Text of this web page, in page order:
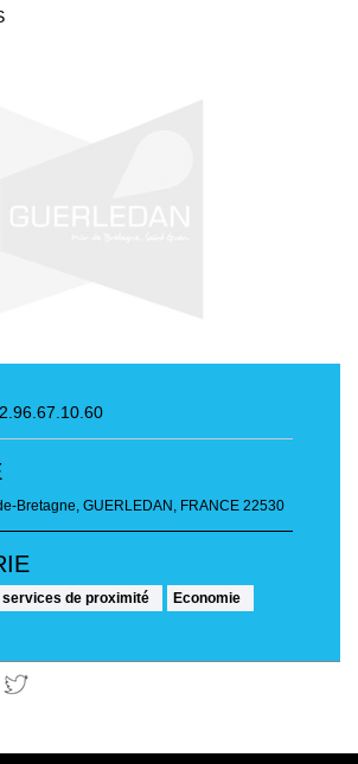
Bretagne, GUERLEDAN, FRANCE 22530
de proximité Economie